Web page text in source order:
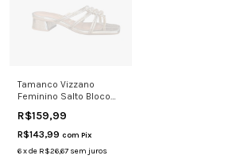
Tamanco Vizzano
Feminino Salto Bloco
6454.246
R$159,99
R$143,99 com Pix
6xde R$26,67 sem juros